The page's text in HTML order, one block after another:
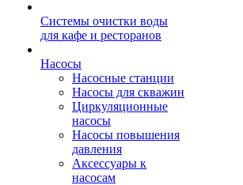
Системы очистки воды
для кафе и ресторанов
Насосы
Насосные станции
Насосы для скважин
Циркуляционные
насосы
Насосы повышения
давления
Аксессуары к
насосам